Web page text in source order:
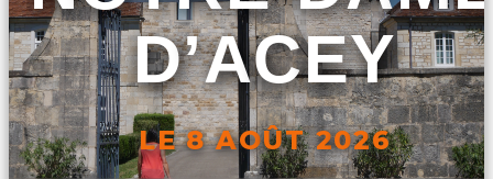
D’ACEY
LE 8 AOÛT 2026